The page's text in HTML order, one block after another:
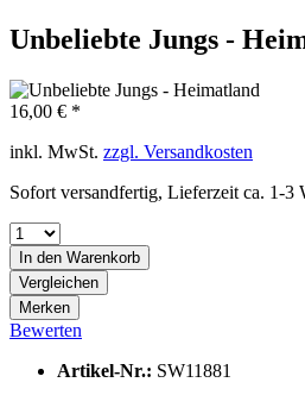
Unbeliebte Jungs -
16,00 € *
inkl. MwSt. zzgl. Versandkosten
Sofort versandfertig, Lieferzeit ca. 1-3
In den Warenkorb
Vergleichen
Merken
Bewerten
Artikel-Nr.: SW11881